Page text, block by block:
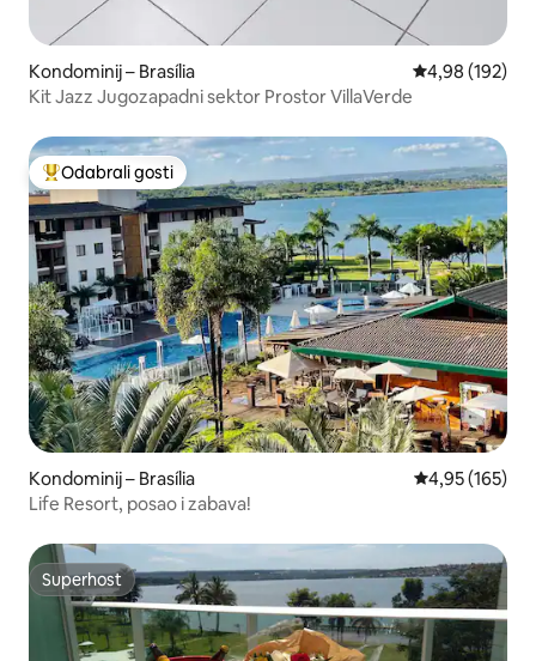
Kondominij – Brasília Prosječna
4,98 (192)
Kit Jazz Jugozapadni sektor Prostor VillaVerde
Među najviše rangiranima s oznakom „Odabrali gosti”
Odabrali gosti
Kondominij – Brasília Prosječna
4,95 (165)
Life Resort, posao i zabava!
Superhost
Superhost